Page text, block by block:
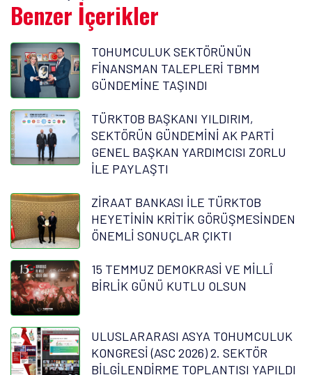
Benzer İçerikler
TOHUMCULUK SEKTÖRÜNÜN
FİNANSMAN TALEPLERİ TBMM
GÜNDEMİNE TAŞINDI
TÜRKTOB BAŞKANI YILDIRIM,
SEKTÖRÜN GÜNDEMİNİ AK PARTİ
GENEL BAŞKAN YARDIMCISI ZORLU
İLE PAYLAŞTI
ZİRAAT BANKASI İLE TÜRKTOB
HEYETİNİN KRİTİK GÖRÜŞMESİNDEN
ÖNEMLİ SONUÇLAR ÇIKTI
15 TEMMUZ DEMOKRASİ VE MİLLÎ
BİRLİK GÜNÜ KUTLU OLSUN
ULUSLARARASI ASYA TOHUMCULUK
KONGRESİ (ASC 2026) 2. SEKTÖR
BİLGİLENDİRME TOPLANTISI YAPILDI